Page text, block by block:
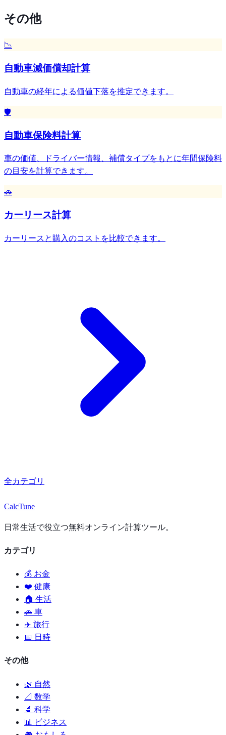
その他
📉
自動車減価償却計算
自動車の経年による価値下落を推定できます。
🛡️
自動車保険料計算
車の価値、ドライバー情報、補償タイプをもとに年間保険料
の目安を計算できます。
🚗
カーリース計算
カーリースと購入のコストを比較できます。
全カテゴリ
CalcTune
日常生活で役立つ無料オンライン計算ツール。
カテゴリ
💰 お金
❤️ 健康
🏠 生活
🚗 車
✈️ 旅行
📅 日時
その他
🌿 自然
📐 数学
🔬 科学
📊 ビジネス